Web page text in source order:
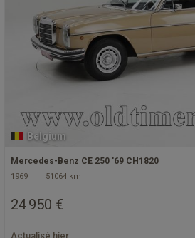
Belgium
Mercedes-Benz CE 250 '69 CH1820
1969 51064 km
24 950 €
Actualisé hier